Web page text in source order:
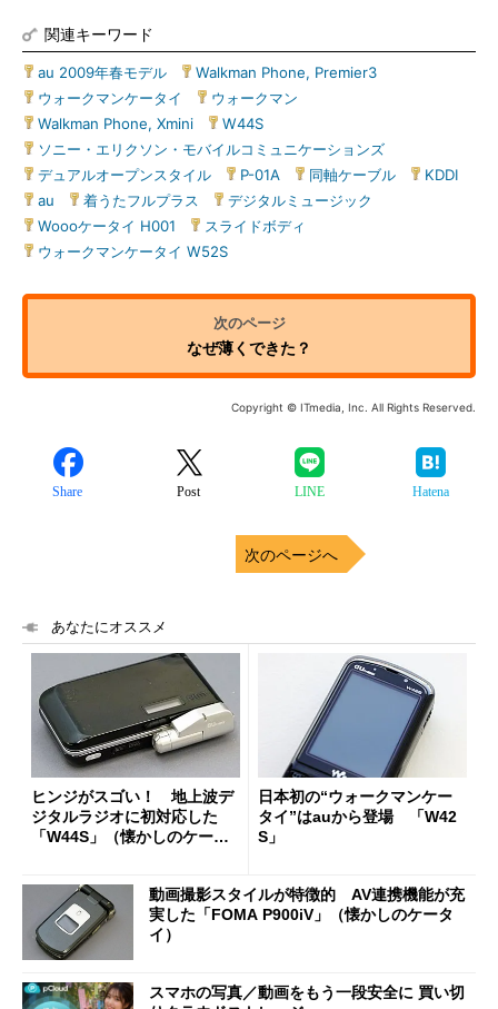
関連キーワード
au 2009年春モデル Walkman Phone, Premier3
ウォークマンケータイ
ウォークマン
Walkman Phone, Xmini
W44S
ソニー・エリクソン・モバイルコミュニケーションズ
デュアルオープンスタイル
P-01A 同軸ケーブル KDDI
au
着うたフルプラス デジタルミュージック
Woooケータイ H001
スライドボディ
ウォークマンケータイ W52S
なぜ薄くできた？
Copyright © ITmedia, Inc. All Rights Reserved.
Share Post LINE Hatena
次のページへ
あなたにオススメ
ヒンジがスゴい！ 地上波デ
ジタルラジオに初対応した
「W44S」（懐かしのケータ
日本初の“ウォークマンケー
タイ”はauから登場 「W42
S」
動画撮影スタイルが特徴的 AV連携機能が充
実した「FOMA P900iV」（懐かしのケータ
イ）
スマホの写真／動画をもう一段安全に 買い切